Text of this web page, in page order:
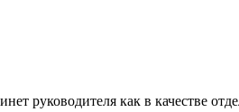
руководителя как в качестве